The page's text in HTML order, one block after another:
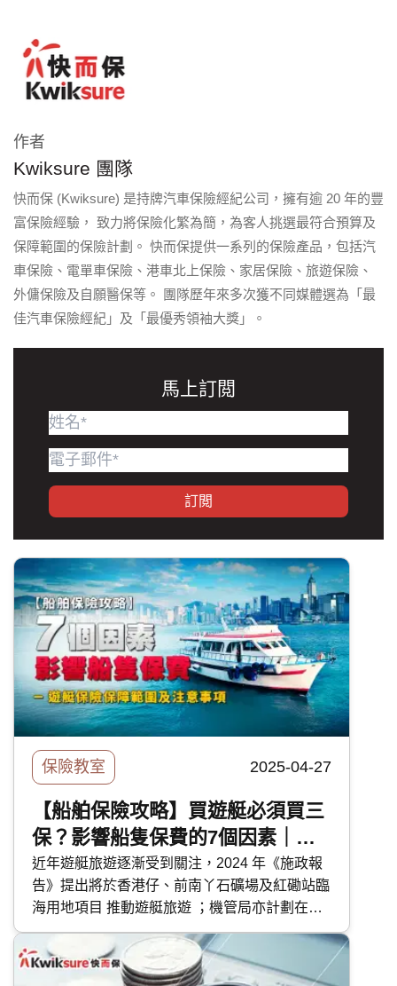
作者
Kwiksure 團隊
快而保 (Kwiksure) 是持牌汽車保險經紀公司，擁有逾 20 年的豐
富保險經驗， 致力將保險化繁為簡，為客人挑選最符合預算及
保障範圍的保險計劃。 快而保提供一系列的保險產品，包括汽
車保險、電單車保險、港車北上保險、家居保險、旅遊保險、
外傭保險及自願醫保等。 團隊歷年來多次獲不同媒體選為「最
佳汽車保險經紀」及「最優秀領袖大獎」。
馬上訂閲
訂閲
保險教室 2025-04-27
【船舶保險攻略】買遊艇必須買三
保？影響船隻保費的7個因素｜遊
艇保險保障範圍及注意事項
近年遊艇旅遊逐漸受到關注，2024 年《施政報
告》提出將於香港仔、前南丫石礦場及紅磡站臨
海用地項目 推動遊艇旅遊 ；機管局亦計劃在機
場島毗鄰的海域設置遊艇港灣及配套設施，以拓
展海空客運市場。 在政府推動遊艇產業之時，
業界亦表示近年有更多香港人購置遊艇及帆船。